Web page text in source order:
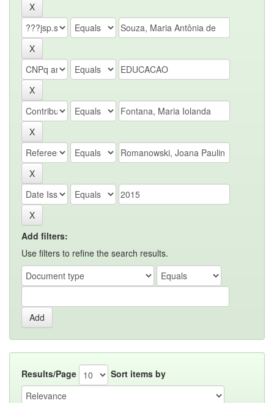
Add filters:
Use filters to refine the search results.
Results/Page Sort items by